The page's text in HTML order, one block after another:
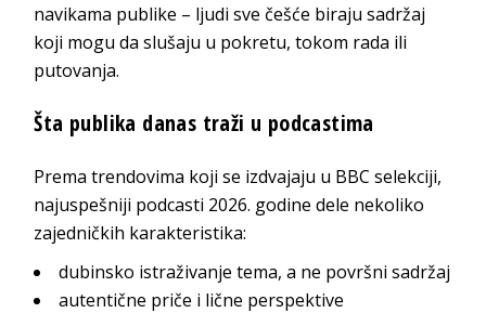
navikama publike – ljudi sve češće biraju sadržaj
koji mogu da slušaju u pokretu, tokom rada ili
putovanja.
Šta publika danas traži u podcastima
Prema trendovima koji se izdvajaju u BBC selekciji,
najuspešniji podcasti 2026. godine dele nekoliko
zajedničkih karakteristika:
dubinsko istraživanje tema, a ne površni sadržaj
autentične priče i lične perspektive